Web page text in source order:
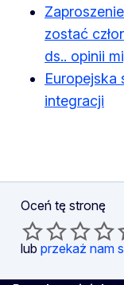
zostać
ds.. opinii
Europejska
integracji
Oceń tę stronę
lub przekaż nam